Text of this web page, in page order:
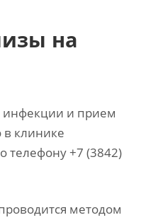
на
инфекции и прием
клинике
телефону +7 (3842)
методом